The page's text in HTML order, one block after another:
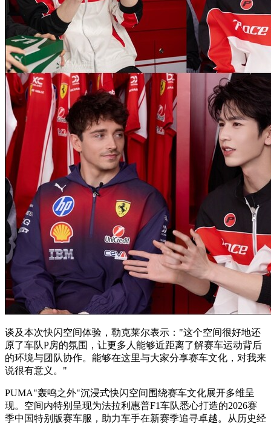
谈及本次快闪空间体验，勒克莱尔表示："这个空间很好地还
原了车队P房的氛围，让更多人能够近距离了解赛车运动背后
的环境与团队协作。能够在这里与大家分享赛车文化，对我来
说很有意义。"
PUMA"轰鸣之外"沉浸式快闪空间围绕赛车文化展开多维呈
现。空间内特别呈现为法拉利惠普F1车队悉心打造的2026赛
季中国特别版赛车服，助力车手在新赛季追寻卓越。从历史经